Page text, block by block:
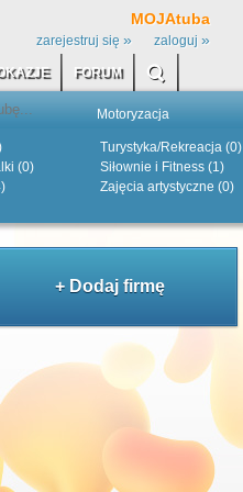
MOJAtuba
zarejestruj się » zaloguj »
FORUM
Motoryzacja
Turystyka/Rekreacja (0)
(0)
Siłownie i Fitness (1)
Zajęcia artystyczne (0)
+ Dodaj firmę